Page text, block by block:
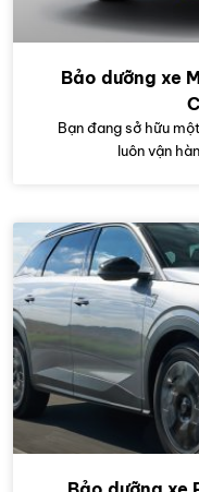
Bảo dưỡng xe
Bạn đang sở hữu
luôn vận